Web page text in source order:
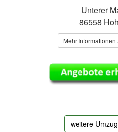
Unterer
86558
Mehr Informationen
weitere